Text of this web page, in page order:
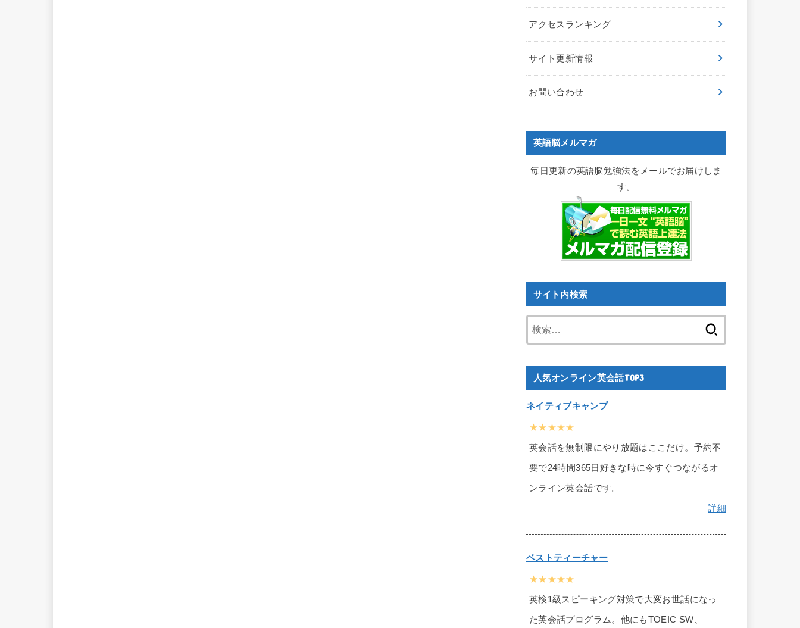
アクセスランキング
サイト更新情報
お問い合わせ
英語脳メルマガ
毎日更新の英語脳勉強法をメールでお届けしま
す。
サイト内検索
人気オンライン英会話TOP3
ネイティブキャンプ
★★★★★
英会話を無制限にやり放題はここだけ。予約不
要で24時間365日好きな時に今すぐつながるオ
ンライン英会話です。
詳細
ベストティーチャー
★★★★★
英検1級スピーキング対策で大変お世話になっ
た英会話プログラム。他にもTOEIC SW、